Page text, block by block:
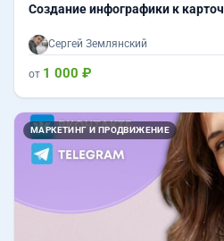
Создание инфографики к
Сергей Землянский
от 1 000 ₽
МАРКЕТИНГ И ПРОДВИЖЕНИЕ